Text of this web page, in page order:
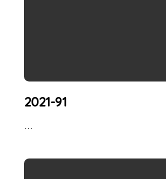
2021-91
…